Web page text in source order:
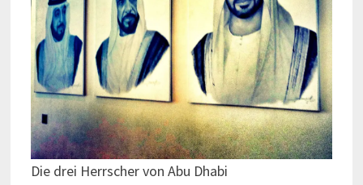
Die drei Herrscher von Abu Dhabi